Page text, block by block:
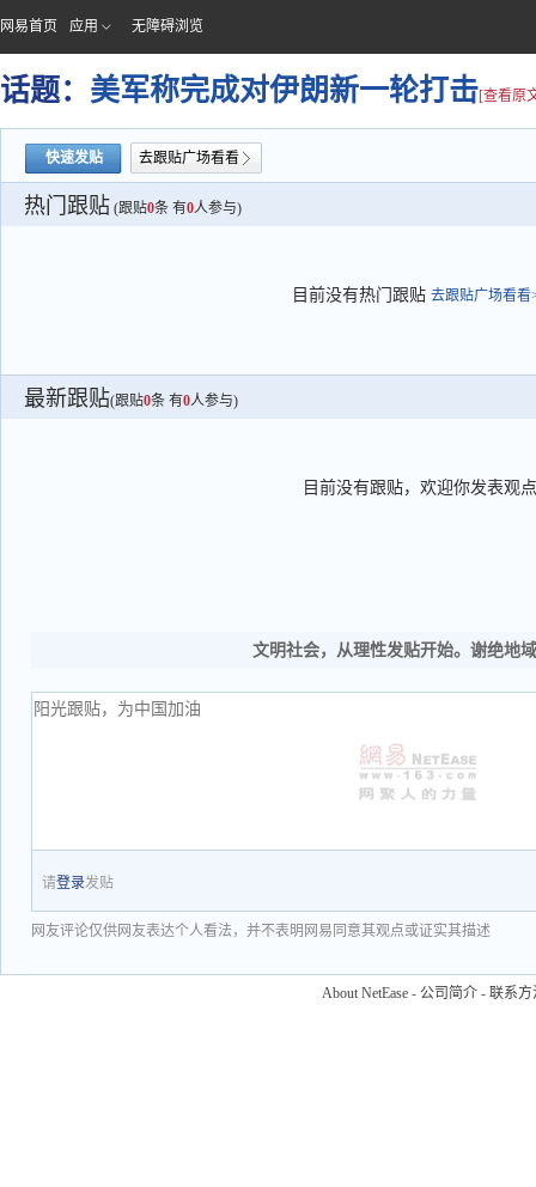
网易首页 应用 无障碍浏览
话题： 美军称完成对伊朗新一轮打击[查看原
快速发贴 去跟贴广场看看
热门跟贴 (跟贴0条 有0人参与)
目前没有热门跟贴 去跟贴广场看看
最新跟贴(跟贴0条 有0人参与)
目前没有跟贴，欢迎你发表观点
文明社会，从理性发贴开始。谢绝地
请登录发贴
网友评论仅供网友表达个人看法，并不表明网易同意其观点或证实其描述
About NetEase - 公司简介 - 联系方